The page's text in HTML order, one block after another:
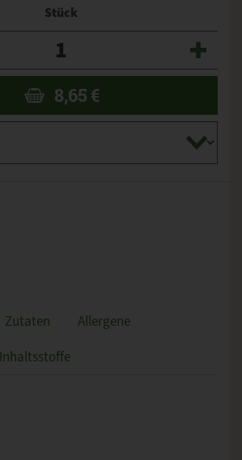
Stück
8,65 €
Zutaten
Allergene
Inhaltsstoffe